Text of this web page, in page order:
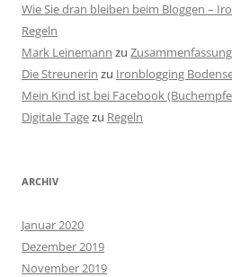
Wie Sie dran bleiben beim Bloggen –
Regeln
Mark Leinemann zu
Die Streunerin zu Ironblogging
Mein Kind ist bei Facebook
Digitale Tagezu Regeln
ARCHIV
Januar 2020
Dezember 2019
November 2019